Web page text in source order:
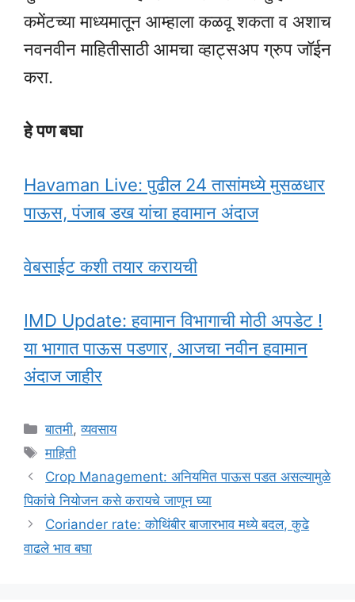
कमेंटच्या माध्यमातून आम्हाला कळवू शकता व अशाच
नवनवीन माहितीसाठी आमचा व्हाट्सअप ग्रुप जॉईन
करा.
हे पण बघा
Havaman Live: पुढील 24 तासांमध्ये मुसळधार
पाऊस, पंजाब डख यांचा हवामान अंदाज
वेबसाईट कशी तयार करायची
IMD Update: हवामान विभागाची मोठी अपडेट !
या भागात पाऊस पडणार, आजचा नवीन हवामान
अंदाज जाहीर
Categories
बातमी,व्यवसाय
Tags
माहिती
Crop Management: अनियमित पाऊस पडत असल्यामुळे
पिकांचे नियोजन कसे करायचे जाणून घ्या
Coriander rate: कोथिंबीर बाजारभाव मध्ये बदल, कुढे
वाढले भाव बघा